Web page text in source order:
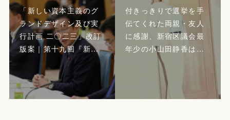
「新しい資本主義のグ
ランドデザイン及び実
行計画 二〇二三」改訂
版案｜第十九回『新…
付きっきりで選挙を手
伝てくれた両親・友人
に感謝、新宿区議会最
年少の小山田静香は…